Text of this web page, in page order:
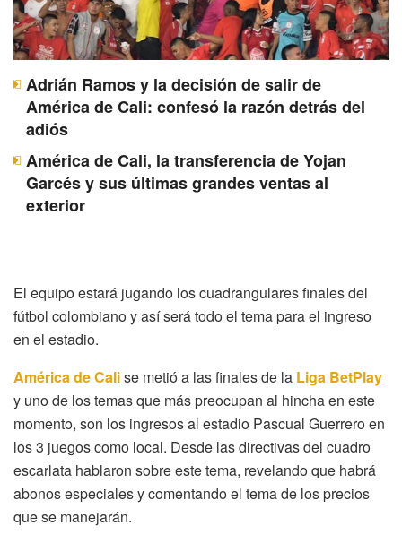
Adrián Ramos y la decisión de salir de
América de Cali: confesó la razón detrás del
adiós
América de Cali, la transferencia de Yojan
Garcés y sus últimas grandes ventas al
exterior
El equipo estará jugando los cuadrangulares finales del
fútbol colombiano y así será todo el tema para el ingreso
en el estadio.
América de Calise metió a las finales de la Liga BetPlay
y uno de los temas que más preocupan al hincha en este
momento, son los ingresos al estadio Pascual Guerrero en
los 3 juegos como local. Desde las directivas del cuadro
escarlata hablaron sobre este tema, revelando que habrá
abonos especiales y comentando el tema de los precios
que se manejarán.